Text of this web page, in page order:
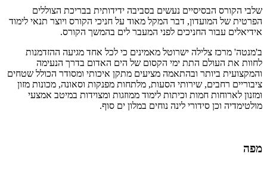
שלבי הקורס הבסיסיים נעשים בסביבה ידידותית בבריכת הצוללים
הפרטית של המועדון, דבר המקל מאוד על חניכי הקורס ויוצר תנאי לימוד
אידיאלים עבור החניכים לפני המעבר לים בהמשך הקורס.
ב'מנטה' מרכז צלילה ישרוטל מאמינים כי לכל אחד מגיעה ההזדמנות
לחוות את העולם התת ימי הקסום של הים האדום בדרך הנעימה
והמקצועית ביותר ובהתאמה מציעים מתקן איכותי ומסודר הכולל שטחים
ציבוריים רחבים, שירותי הסעות, מלתחות מפנקות וסאונה, מכונות מזון
ומזנון לארוחות חמות וכיתות לימוד ממוזגות ומצוידות במיטב אמצעי
מולטימדיה וכן סידורי לינה נוחים במלון ים סוף.
מפה